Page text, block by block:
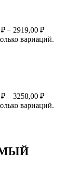
– 2919,00 ₽
вариаций.
– 3258,00 ₽
вариаций.